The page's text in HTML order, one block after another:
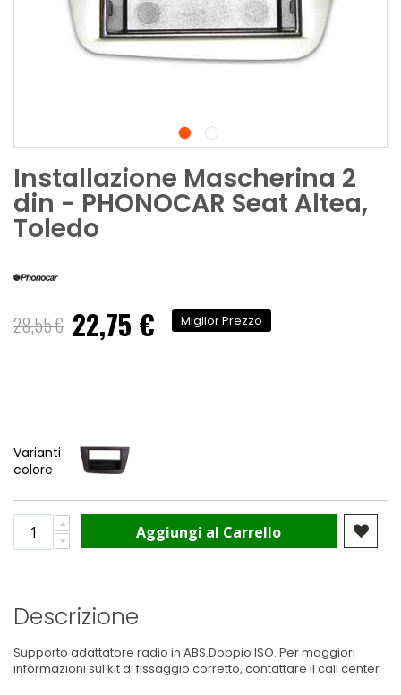
Installazione Mascherina 2
din - PHONOCAR Seat Altea,
Toledo
28,55 € Prezzo
speciale
22,75 € Miglior Prezzo
Varianti
colore
Aggiungi al Carrello
Descrizione
Supporto adattatore radio in ABS.Doppio ISO. Per maggiori
informazioni sul kit di fissaggio corretto, contattare il call center